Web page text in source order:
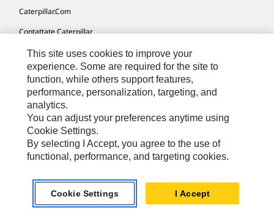
Caterpillar.com
Contattate Caterpillar
Le Mie Preferenze Di Marketing
Mappa Del Sito
Cookie Settings
Informazioni Legali
Tutela Della Privacy
Europe - Italian© 2026 Caterpillar. Tutti i diritti riservati.
This site uses cookies to improve your
experience. Some are required for the site to
function, while others support features,
performance, personalization, targeting, and
analytics.
You can adjust your preferences anytime using
Cookie Settings.
By selecting I Accept, you agree to the use of
functional, performance, and targeting cookies.
Cookie Settings I Accept